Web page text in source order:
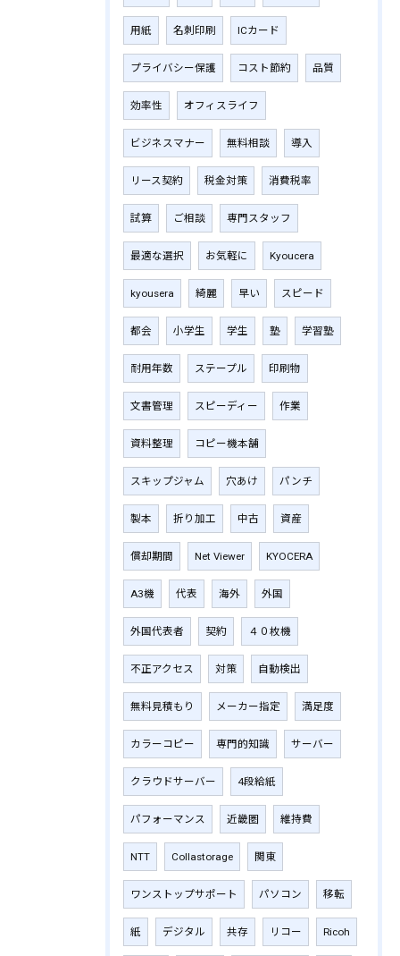
用紙 名刺印刷 ICカード
プライバシー保護 コスト節約 品質
効率性 オフィスライフ
ビジネスマナー 無料相談 導入
リース契約 税金対策 消費税率
試算 ご相談 専門スタッフ
最適な選択 お気軽に Kyoucera
kyousera 綺麗 早い スピード
都会 小学生 学生 塾 学習塾
耐用年数 ステープル 印刷物
文書管理 スピーディー 作業
資料整理 コピー機本舗
スキップジャム 穴あけ パンチ
製本 折り加工 中古 資産
償却期間 Net Viewer KYOCERA
A3機 代表 海外 外国
外国代表者 契約 ４０枚機
不正アクセス 対策 自動検出
無料見積もり メーカー指定 満足度
カラーコピー 専門的知識 サーバー
クラウドサーバー 4段給紙
パフォーマンス 近畿圏 維持費
NTT Collastorage 関東
ワンストップサポート パソコン 移転
紙 デジタル 共存 リコー Ricoh